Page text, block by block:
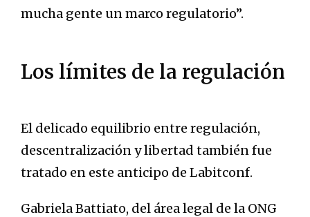
mucha gente un marco regulatorio”.
Los límites de la regulación
El delicado equilibrio entre regulación,
descentralización y libertad también fue
tratado en este anticipo de Labitconf.
Gabriela Battiato, del área legal de la ONG